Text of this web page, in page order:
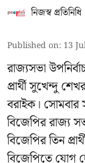
নিজস্ব প্রতিনিধি
Published on: 13
রাজ্যসভা
প্রার্থী সুখেন্দু
বরাইক। সোমবার
বিজেপির রাজ্য
বিজেপির তিন
বিজেপিতে যোগ